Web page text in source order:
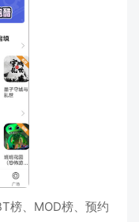
榜、MOD榜、预约